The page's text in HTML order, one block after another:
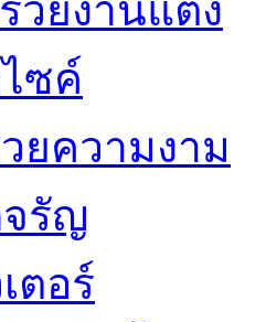
วยงานแต่ง
ซค์
ยความงาม
รัญ
ตอร์